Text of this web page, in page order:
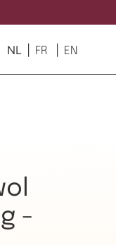
NL FR EN
-